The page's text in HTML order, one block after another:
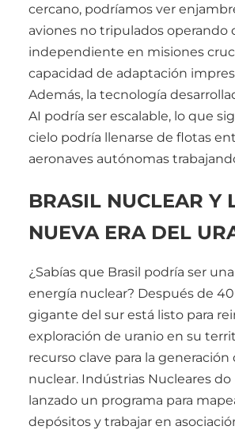
cercano, podríamos ver
aviones no tripulados operando
independiente en misiones
capacidad de adaptación
Además, la tecnología
AI podría ser escalable, lo que
cielo podría llenarse de flotas
aeronaves autónomas
BRASIL NUCLEAR Y
NUEVA ERA DEL
¿Sabías que Brasil podría ser
energía nuclear? Después de 40
gigante del sur está listo para
exploración de uranio en su
recurso clave para la generación
nuclear. Indústrias Nucleares do
lanzado un programa para
depósitos y trabajar en